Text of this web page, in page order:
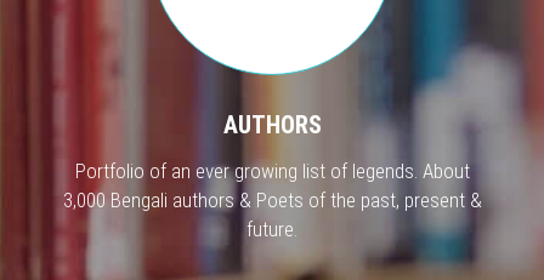
AUTHORS
Portfolio of an ever growing list of legends. About
3,000 Bengali authors & Poets of the past, present &
future.